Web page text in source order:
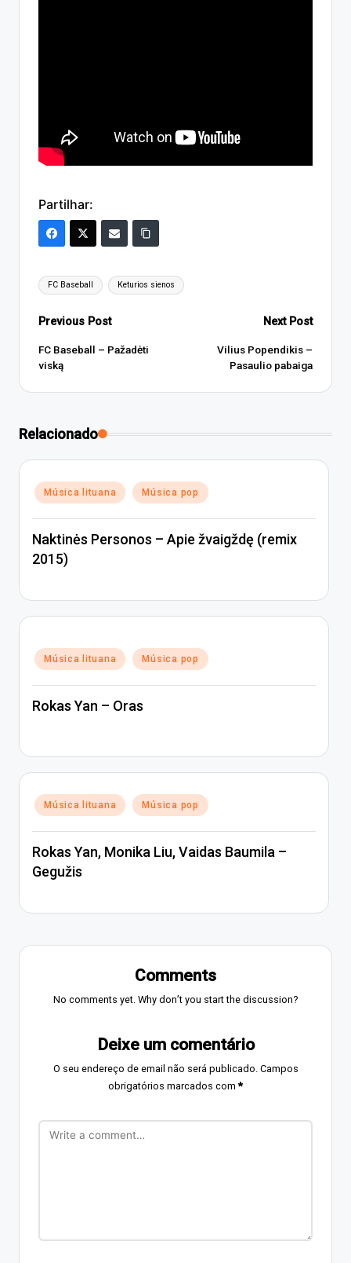
Partilhar:
Tags:
FC Baseball Keturios sienos
Post
navigation
Previous Post
FC Baseball – Pažadėti
viską
Next Post
Vilius Popendikis –
Pasaulio pabaiga
Relacionado
Posted
in
Música lituana Música pop
Naktinės Personos – Apie žvaigždę (remix
2015)
Posted
in
Música lituana Música pop
Rokas Yan – Oras
Posted
in
Música lituana Música pop
Rokas Yan, Monika Liu, Vaidas Baumila –
Gegužis
Comments
No comments yet. Why don’t you start the discussion?
Deixe um comentário
O seu endereço de email não será publicado. Campos
obrigatórios marcados com*